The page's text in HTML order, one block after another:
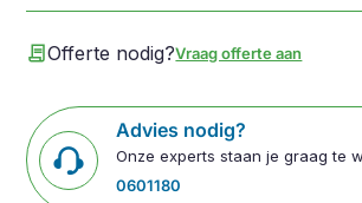
contractOfferte nodig?Vraag offerte aan
Advies nodig?
Onze experts staan je graag te
0601180